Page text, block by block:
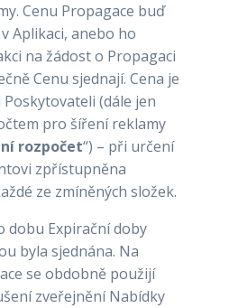
Cenu Propagace buď
Aplikaci, anebo ho
na žádost o Propagaci
Cenu sjednají. Cena je
(dále jen
pro šíření reklamy
rozpočet“) – při určení
zpřístupněna
ze zmíněných složek.
Expirační doby
byla sjednána. Na
se obdobně použijí
zveřejnění Nabídky